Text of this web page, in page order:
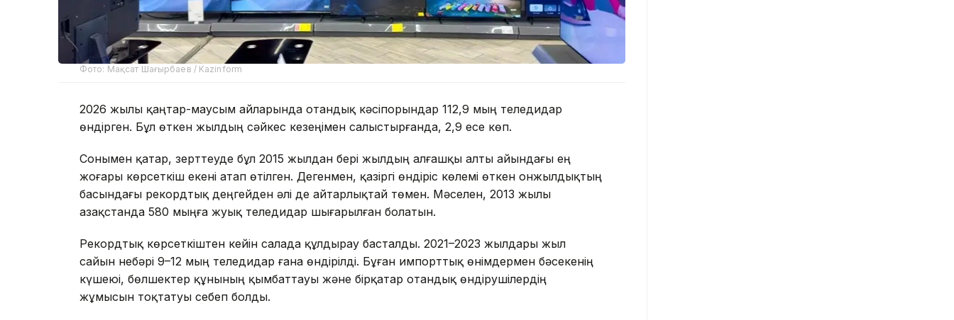
Фото: Мақсат Шағырбаев / Kazinform
2026 жылы қаңтар-маусым айларында отандық кәсіпорындар 112,9 мың теледидар
өндірген. Бұл өткен жылдың сәйкес кезеңімен салыстырғанда, 2,9 есе көп.
Сонымен қатар, зерттеуде бұл 2015 жылдан бері жылдың алғашқы алты айындағы ең
жоғары көрсеткіш екені атап өтілген. Дегенмен, қазіргі өндіріс көлемі өткен онжылдықтың
басындағы рекордтық деңгейден әлі де айтарлықтай төмен. Мәселен, 2013 жылы
Қазақстанда 580 мыңға жуық теледидар шығарылған болатын.
Рекордтық көрсеткіштен кейін салада құлдырау басталды. 2021–2023 жылдары жыл
сайын небәрі 9–12 мың теледидар ғана өндірілді. Бұған импорттық өнімдермен бәсекенің
күшеюі, бөлшектер құнының қымбаттауы және бірқатар отандық өндірушілердің
жұмысын тоқтатуы себеп болды.